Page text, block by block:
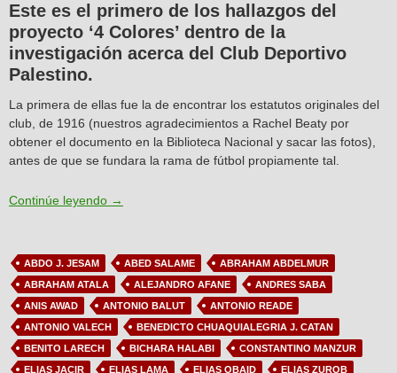
Este es el primero de los hallazgos del
proyecto ‘4 Colores’ dentro de la
investigación acerca del Club Deportivo
Palestino.
La primera de ellas fue la de encontrar los estatutos originales del
club, de 1916 (nuestros agradecimientos a Rachel Beaty por
obtener el documento en la Biblioteca Nacional y sacar las fotos),
antes de que se fundara la rama de fútbol propiamente tal.
Continúe leyendo Artículo Nº1: Primeros Estatutos
→
ABDO J. JESAM ABED SALAME
ABRAHAM ABDELMUR
ABRAHAM ATALA
ALEJANDRO AFANE
ANDRES SABA
ANIS AWAD
ANTONIO BALUT
ANTONIO READE
ANTONIO VALECH
BENEDICTO CHUAQUIALEGRIA J. CATAN
BENITO LARECH
BICHARA HALABI
CONSTANTINO MANZUR
ELIAS JACIR
ELIAS LAMA ELIAS OBAID
ELIAS ZUROB